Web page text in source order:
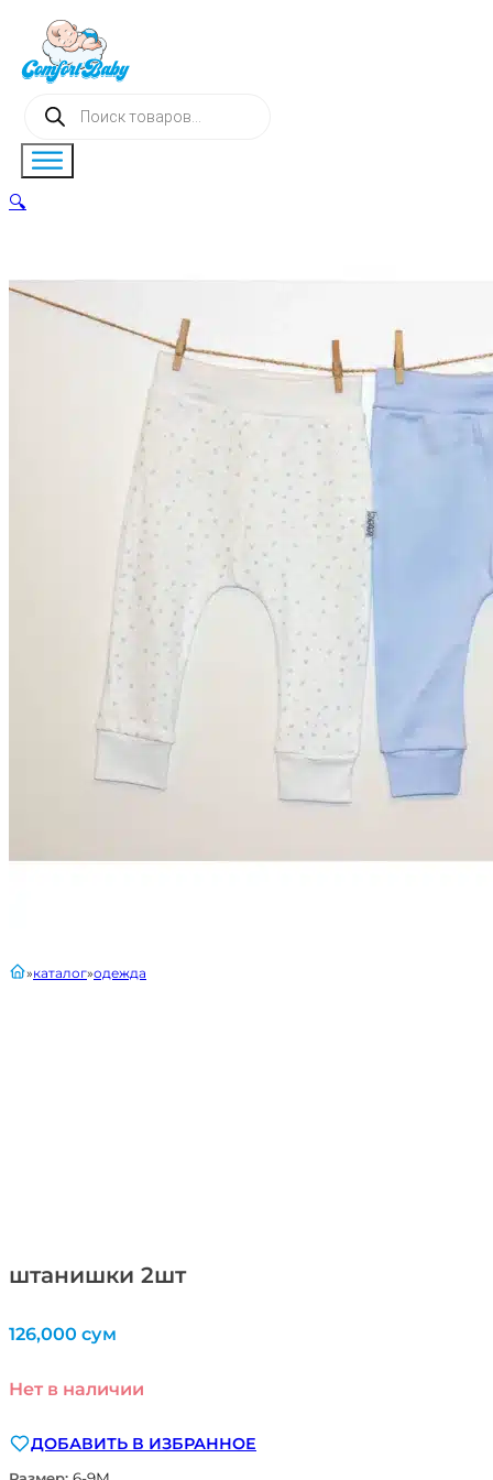
Поиск
товаров
штанишки 2шт
главнаякаталог одежда
126,000 сум
Нет в наличии
ДОБАВИТЬ В ИЗБРАННОЕ
🔍